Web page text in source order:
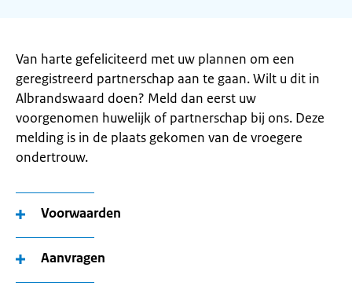
Van harte gefeliciteerd met uw plannen om een
geregistreerd partnerschap aan te gaan. Wilt u dit in
Albrandswaard doen? Meld dan eerst uw
voorgenomen huwelijk of partnerschap bij ons. Deze
melding is in de plaats gekomen van de vroegere
ondertrouw.
Voorwaarden
Aanvragen